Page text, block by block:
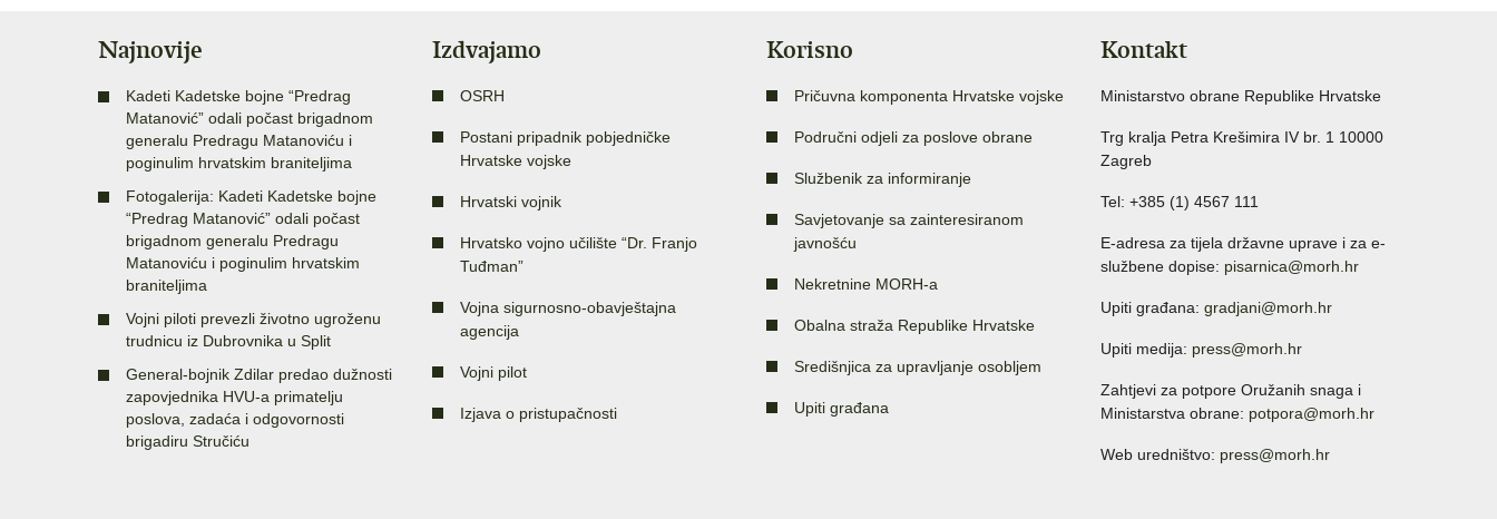
Najnovije
Kadeti Kadetske bojne “Predrag
Matanović” odali počast brigadnom
generalu Predragu Matanoviću i
poginulim hrvatskim braniteljima
Fotogalerija: Kadeti Kadetske bojne
“Predrag Matanović” odali počast
brigadnom generalu Predragu
Matanoviću i poginulim hrvatskim
braniteljima
Vojni piloti prevezli životno ugroženu
trudnicu iz Dubrovnika u Split
General-bojnik Zdilar predao dužnosti
zapovjednika HVU-a primatelju
poslova, zadaća i odgovornosti
brigadiru Stručiću
Izdvajamo
OSRH
Postani pripadnik pobjedničke
Hrvatske vojske
Hrvatski vojnik
Hrvatsko vojno učilište “Dr. Franjo
Tuđman”
Vojna sigurnosno-obavještajna
agencija
Vojni pilot
Izjava o pristupačnosti
Korisno
Pričuvna komponenta Hrvatske vojske
Područni odjeli za poslove obrane
Službenik za informiranje
Savjetovanje sa zainteresiranom
javnošću
Nekretnine MORH-a
Obalna straža Republike Hrvatske
Središnjica za upravljanje osobljem
Upiti građana
Kontakt
Ministarstvo obrane Republike Hrvatske
Trg kralja Petra Krešimira IV br. 1 10000
Zagreb
Tel: +385 (1) 4567 111
E-adresa za tijela državne uprave i za e-
službene dopise: pisarnica@morh.hr
Upiti građana: gradjani@morh.hr
Upiti medija: press@morh.hr
Zahtjevi za potpore Oružanih snaga i
Ministarstva obrane: potpora@morh.hr
Web uredništvo: press@morh.hr